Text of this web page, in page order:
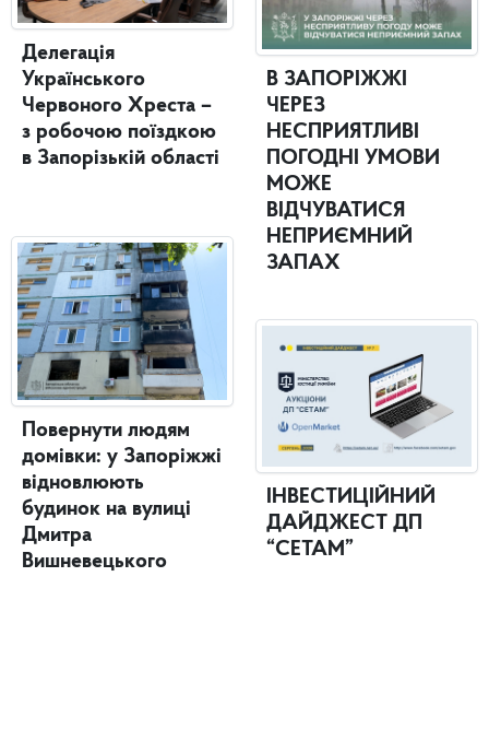
Делегація
Українського
Червоного Хреста –
з робочою поїздкою
в Запорізькій області
Повернути людям
домівки: у Запоріжжі
відновлюють
будинок на вулиці
Дмитра
Вишневецького
В ЗАПОРІЖЖІ
ЧЕРЕЗ
НЕСПРИЯТЛИВІ
ПОГОДНІ УМОВИ
МОЖЕ
ВІДЧУВАТИСЯ
НЕПРИЄМНИЙ
ЗАПАХ
ІНВЕСТИЦІЙНИЙ
ДАЙДЖЕСТ ДП
“СЕТАМ”